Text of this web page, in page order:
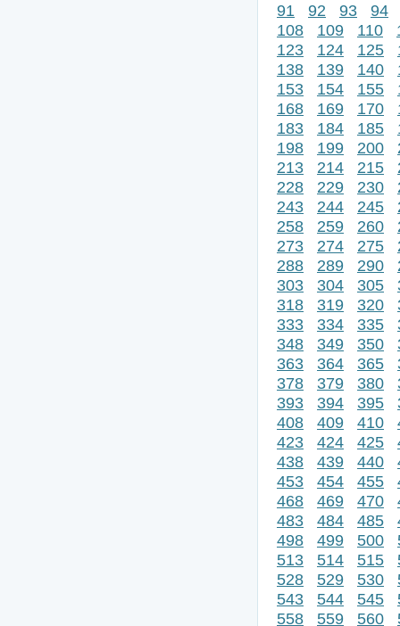
91
92 93
94
108
109 110
123
124 125
138
139 140
153
154 155
168
169 170
183
184 185
198
199 200
213
214 215
228
229 230
243
244 245
258
259 260
273
274 275
288
289 290
303
304 305
318
319 320
333
334 335
348
349 350
363
364 365
378
379 380
393
394 395
408
409 410
423
424 425
438
439 440
453
454 455
468
469 470
483
484 485
498
499 500
513
514 515
528
529 530
543
544 545
558
559 560